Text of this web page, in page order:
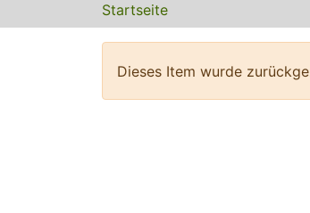
Startseite
Dieses Item wurde